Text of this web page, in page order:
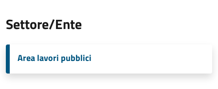
Settore/Ente
Area lavori pubblici